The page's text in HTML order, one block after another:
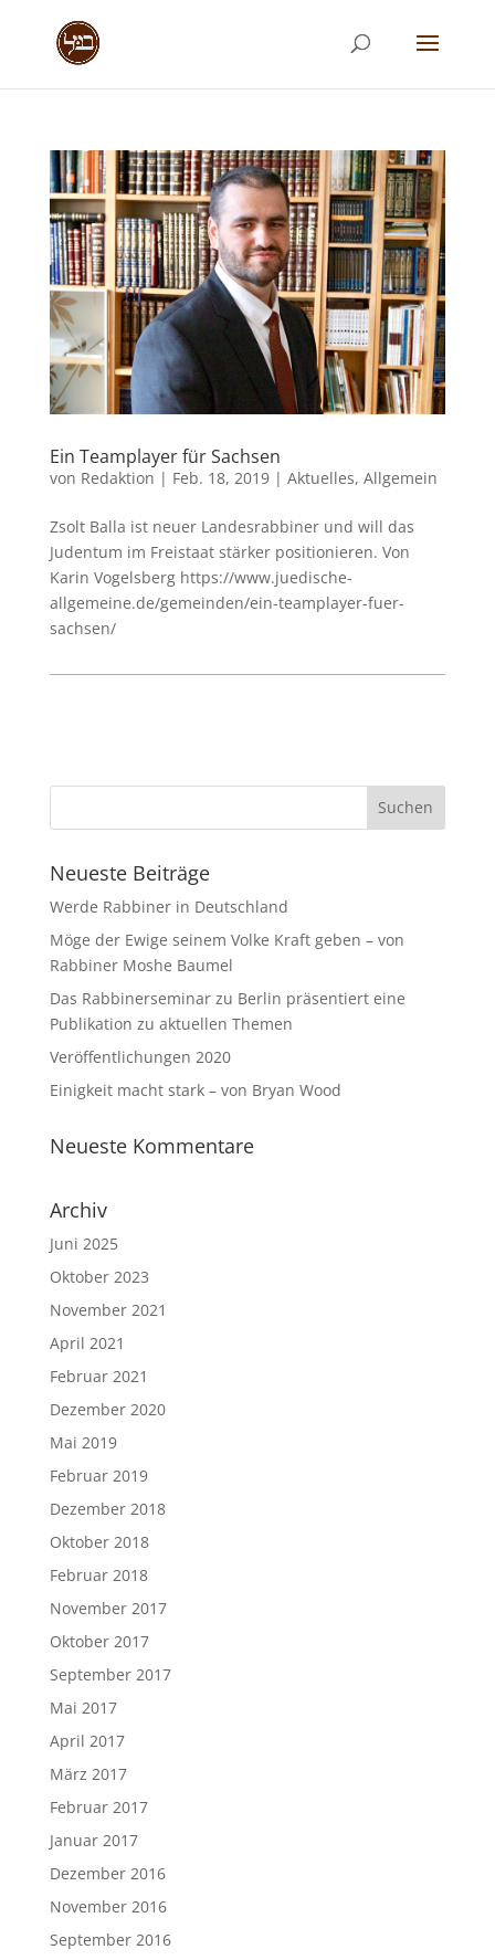
Ein Teamplayer für Sachsen
von Redaktion | Feb. 18, 2019| Aktuelles, Allgemein
Zsolt Balla ist neuer Landesrabbiner und will das
Judentum im Freistaat stärker positionieren. Von
Karin Vogelsberg https://www.juedische-
allgemeine.de/gemeinden/ein-teamplayer-fuer-
sachsen/
Neueste Beiträge
Werde Rabbiner in Deutschland
Möge der Ewige seinem Volke Kraft geben – von
Rabbiner Moshe Baumel
Das Rabbinerseminar zu Berlin präsentiert eine
Publikation zu aktuellen Themen
Veröffentlichungen 2020
Einigkeit macht stark – von Bryan Wood
Neueste Kommentare
Archiv
Juni 2025
Oktober 2023
November 2021
April 2021
Februar 2021
Dezember 2020
Mai 2019
Februar 2019
Dezember 2018
Oktober 2018
Februar 2018
November 2017
Oktober 2017
September 2017
Mai 2017
April 2017
März 2017
Februar 2017
Januar 2017
Dezember 2016
November 2016
September 2016